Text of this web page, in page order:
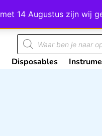
14 Augustus zijn wij
4,8 op Google
Disposables